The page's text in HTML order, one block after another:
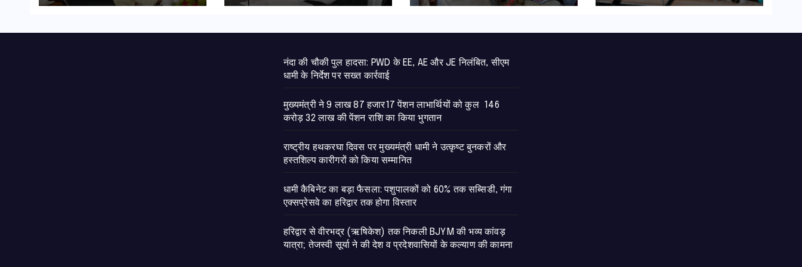
भुगतान
नंदा की चौकी पुल हादसा: PWD के EE, AE और JE निलंबित, सीएम
धामी के निर्देश पर सख्त कार्रवाई
मुख्यमंत्री ने 9 लाख 87 हजार17 पेंशन लाभार्थियों को कुल 146
करोड़ 32 लाख की पेंशन राशि का किया भुगतान
राष्ट्रीय हथकरघा दिवस पर मुख्यमंत्री धामी ने उत्कृष्ट बुनकरों और
हस्तशिल्प कारीगरों को किया सम्मानित
​धामी कैबिनेट का बड़ा फैसला: पशुपालकों को 60% तक सब्सिडी, गंगा
एक्सप्रेसवे का हरिद्वार तक होगा विस्तार
​हरिद्वार से वीरभद्र (ऋषिकेश) तक निकली BJYM की भव्य कांवड़
यात्रा; तेजस्वी सूर्या ने की देश व प्रदेशवासियों के कल्याण की कामना